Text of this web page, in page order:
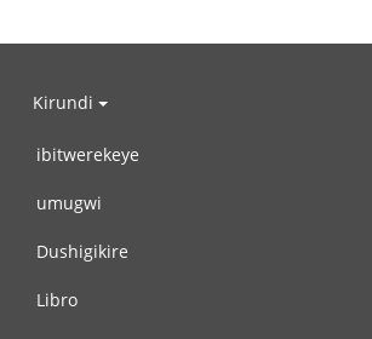
Kirundi
ibitwerekeye
umugwi
Dushigikire
Libro